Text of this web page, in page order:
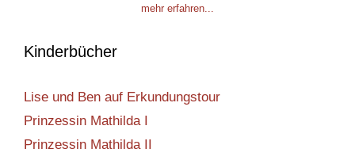
mehr erfahren...
Kinderbücher
Lise und Ben auf Erkundungstour
Prinzessin Mathilda I
Prinzessin Mathilda II